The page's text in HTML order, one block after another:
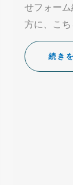
せフォー
方に、こ
続き